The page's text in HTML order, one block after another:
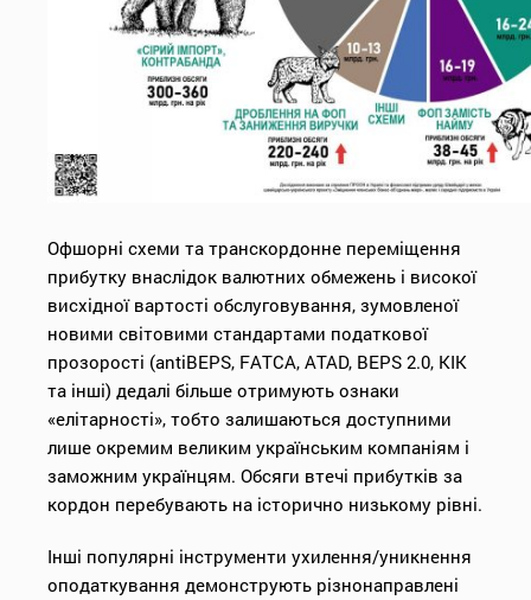
Офшорні схеми та транскордонне переміщення
прибутку внаслідок валютних обмежень і високої
висхідної вартості обслуговування, зумовленої
новими світовими стандартами податкової
прозорості (antiBEPS, FATCA, ATAD, BEPS 2.0, КІК
та інші) дедалі більше отримують ознаки
«елітарності», тобто залишаються доступними
лише окремим великим українським компаніям і
заможним українцям. Обсяги втечі прибутків за
кордон перебувають на історично низькому рівні.
Інші популярні інструменти ухилення/уникнення
оподаткування демонструють різнонаправлені